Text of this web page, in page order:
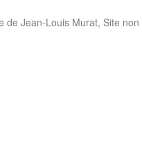
de Jean-Louis Murat, Site non